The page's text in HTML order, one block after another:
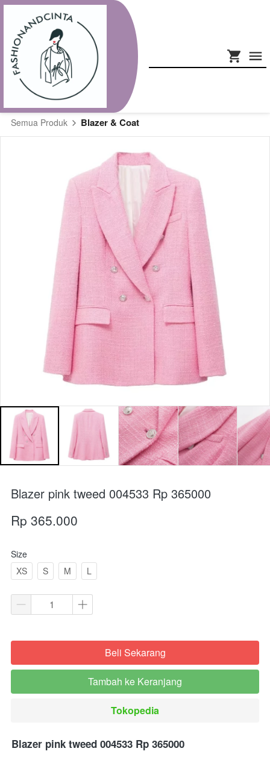
Semua Produk Blazer & Coat
Blazer pink tweed 004533 Rp 365000⁣⁣
Rp 365.000
Size
XS
S M L
`Beli Sekarang
`
Tambah ke Keranjang
`
Tokopedia
Blazer pink tweed 004533 Rp 365000⁣⁣